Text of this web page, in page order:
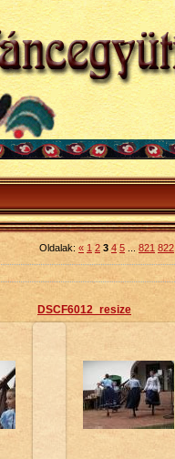
Oldalak: « 1 2 3 4 5 821 822
DSCF6012_resize
2013-05-26
Petty